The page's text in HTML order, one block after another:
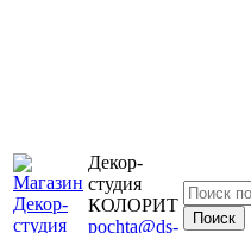
Декор-
студия
КОЛОРИТ
pochta@ds-